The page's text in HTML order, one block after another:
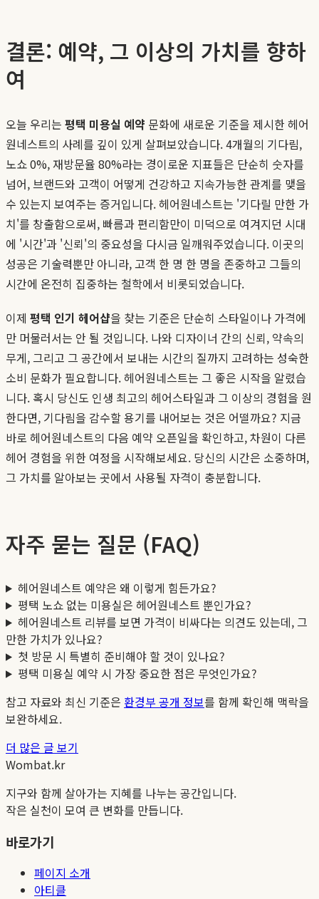
결론: 예약, 그 이상의 가치를 향하
여
오늘 우리는 평택 미용실 예약 문화에 새로운 기준을 제시한 헤어
원네스트의 사례를 깊이 있게 살펴보았습니다. 4개월의 기다림,
노쇼 0%, 재방문율 80%라는 경이로운 지표들은 단순히 숫자를
넘어, 브랜드와 고객이 어떻게 건강하고 지속가능한 관계를 맺을
수 있는지 보여주는 증거입니다. 헤어원네스트는 '기다릴 만한 가
치'를 창출함으로써, 빠름과 편리함만이 미덕으로 여겨지던 시대
에 '시간'과 '신뢰'의 중요성을 다시금 일깨워주었습니다. 이곳의
성공은 기술력뿐만 아니라, 고객 한 명 한 명을 존중하고 그들의
시간에 온전히 집중하는 철학에서 비롯되었습니다.
이제 평택 인기 헤어샵을 찾는 기준은 단순히 스타일이나 가격에
만 머물러서는 안 될 것입니다. 나와 디자이너 간의 신뢰, 약속의
무게, 그리고 그 공간에서 보내는 시간의 질까지 고려하는 성숙한
소비 문화가 필요합니다. 헤어원네스트는 그 좋은 시작을 알렸습
니다. 혹시 당신도 인생 최고의 헤어스타일과 그 이상의 경험을 원
한다면, 기다림을 감수할 용기를 내어보는 것은 어떨까요? 지금
바로 헤어원네스트의 다음 예약 오픈일을 확인하고, 차원이 다른
헤어 경험을 위한 여정을 시작해보세요. 당신의 시간은 소중하며,
그 가치를 알아보는 곳에서 사용될 자격이 충분합니다.
자주 묻는 질문 (FAQ)
헤어원네스트 예약은 왜 이렇게 힘든가요?
평택 노쇼 없는 미용실은 헤어원네스트 뿐인가요?
헤어원네스트 리뷰를 보면 가격이 비싸다는 의견도 있는데, 그
만한 가치가 있나요?
첫 방문 시 특별히 준비해야 할 것이 있나요?
평택 미용실 예약 시 가장 중요한 점은 무엇인가요?
참고 자료와 최신 기준은 환경부 공개 정보를 함께 확인해 맥락을
보완하세요.
더 많은 글 보기
Wombat.kr
지구와 함께 살아가는 지혜를 나누는 공간입니다.
작은 실천이 모여 큰 변화를 만듭니다.
바로가기
페이지 소개
아티클